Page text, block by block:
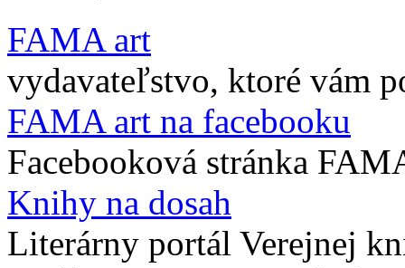
FAMA art
vydavateľstvo, ktoré vám
FAMA art na facebooku
Facebooková stránka
Knihy na dosah
Literárny portál Verejnej